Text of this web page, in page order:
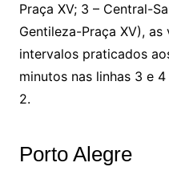
Praça XV; 3 – Central-
Gentileza-Praça XV),
intervalos praticados
minutos nas linhas 3 e
2.
Porto Alegre